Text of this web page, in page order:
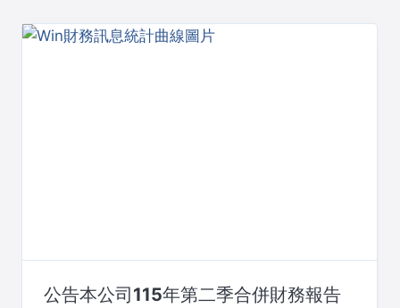
公告本公司115年第二季合併財務報告